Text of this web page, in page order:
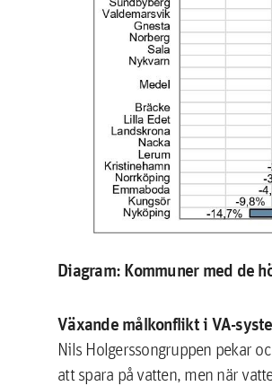
Diagram: Kommuner med de
Växande målkonflikt i VA-
Nils Holgerssongruppen pekar
att spara på vatten, men när